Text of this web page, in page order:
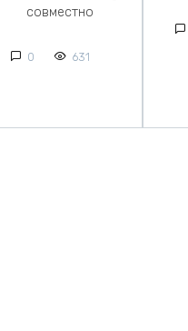
совместно
0 631